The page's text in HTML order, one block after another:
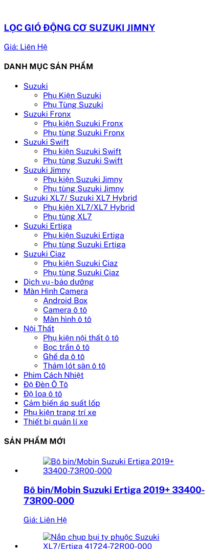
LỌC GIÓ ĐỘNG CƠ SUZUKI JIMNY
Giá: Liên Hệ
DANH MỤC SẢN PHẨM
Suzuki
Phụ Kiện Suzuki
Phụ Tùng Suzuki
Suzuki Fronx
Phụ kiện Suzuki Fronx
Phụ tùng Suzuki Fronx
Suzuki Swift
Phụ kiện Suzuki Swift
Phụ tùng Suzuki Swift
Suzuki Jimny
Phụ kiện Suzuki Jimny
Phụ tùng Suzuki Jimny
Suzuki XL7/ Suzuki XL7 Hybrid
Phụ kiện XL7/XL7 Hybrid
Phụ tùng XL7
Suzuki Ertiga
Phụ kiện Suzuki Ertiga
Phụ tùng Suzuki Ertiga
Suzuki Ciaz
Phụ kiện Suzuki Ciaz
Phụ tùng Suzuki Ciaz
Dịch vụ - bảo dưỡng
Màn Hình Camera
Android Box
Camera ô tô
Màn hình ô tô
Nội Thất
Phụ kiện nội thất ô tô
Bọc trần ô tô
Ghế da ô tô
Thảm lót sàn ô tô
Phim Cách Nhiệt
Độ Đèn Ô Tô
Độ loa ô tô
Cảm biến áp suất lốp
Phụ kiện trang trí xe
Thiết bị quản lí xe
SẢN PHẨM MỚI
Bô bin/Mobin Suzuki Ertiga 2019+ 33400-
73R00-000
Giá: Liên Hệ